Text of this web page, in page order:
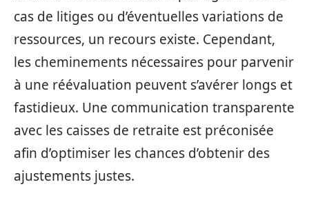
cas de litiges ou d’éventuelles variations de
ressources, un recours existe. Cependant,
les cheminements nécessaires pour parvenir
à une réévaluation peuvent s’avérer longs et
fastidieux. Une communication transparente
avec les caisses de retraite est préconisée
afin d’optimiser les chances d’obtenir des
ajustements justes.